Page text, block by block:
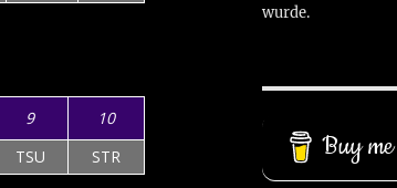
9
10
TSU STR
wurde.
Buy